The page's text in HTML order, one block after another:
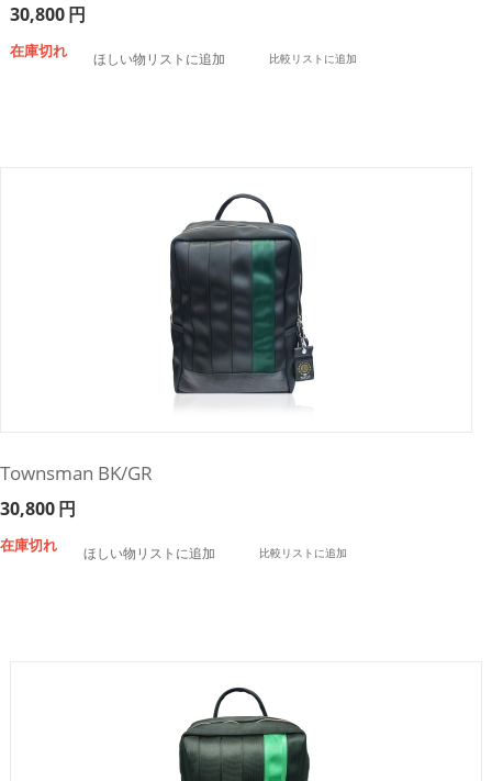
30,800円
在庫切れ ほしい物リストに追加 比較リストに追加
Townsman BK/GR
30,800円
在庫切れ ほしい物リストに追加 比較リストに追加